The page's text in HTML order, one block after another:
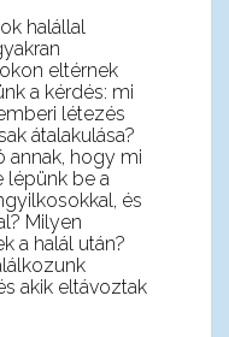
halállal
eltérnek
a kérdés: mi
létezés
átalakulása?
annak, hogy mi
lépünk be a
és
Milyen
a halál után?
akik eltávoztak